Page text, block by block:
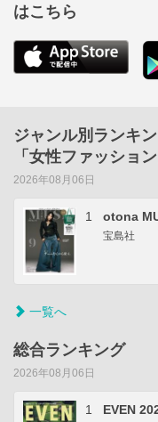
はこちら
ジャンル別ランキ
「女性ファッション
2026年08月06日
1 otona
宝島社
一覧へ
総合ランキング
2026年08月06日
1 EVEN